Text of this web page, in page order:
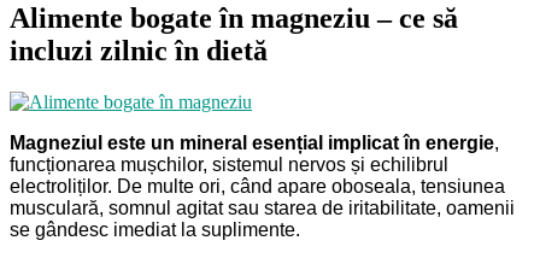
Alimente bogate în magneziu – ce să
incluzi zilnic în dietă
Magneziul este un mineral esențial implicat în energie,
funcționarea mușchilor, sistemul nervos și echilibrul
electroliților. De multe ori, când apare oboseala, tensiunea
musculară, somnul agitat sau starea de iritabilitate, oamenii
se gândesc imediat la suplimente.